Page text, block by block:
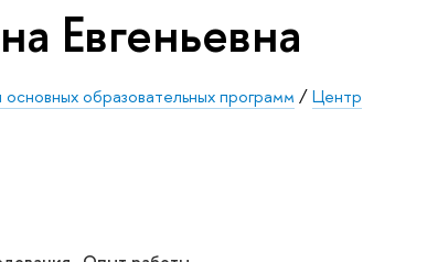
Евгеньевна
образовательных программ /Центр